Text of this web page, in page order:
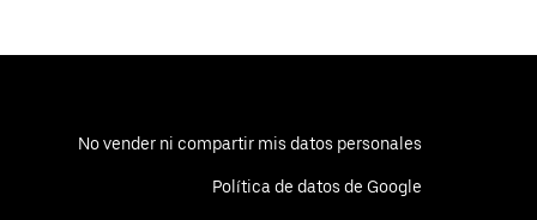
No vender ni compartir mis datos personales
Política de datos de Google